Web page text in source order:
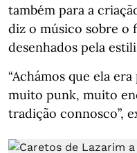
também para a
diz o músico sobre o
desenhados pela
“Achámos que ela
muito punk, muito
tradição connosco”,